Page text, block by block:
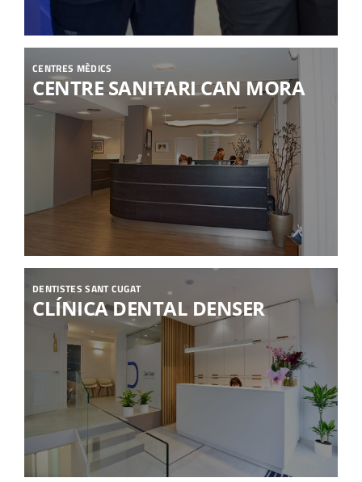
CENTRES MÈDICS
CENTRE SANITARI CAN MORA
DENTISTES SANT CUGAT
CLÍNICA DENTAL DENSER